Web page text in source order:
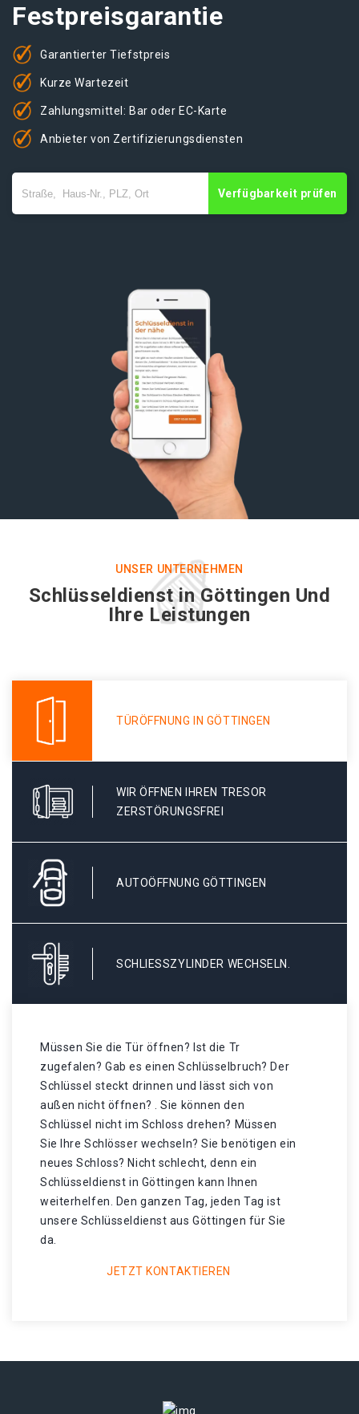
Festpreisgarantie
Garantierter Tiefstpreis
Kurze Wartezeit
Zahlungsmittel: Bar oder EC-Karte
Anbieter von Zertifizierungsdiensten
Verfügbarkeit prüfen
UNSER UNTERNEHMEN
Schlüsseldienst in Göttingen Und
Ihre Leistungen
TÜRÖFFNUNG IN GÖTTINGEN
WIR ÖFFNEN IHREN TRESOR
ZERSTÖRUNGSFREI
AUTOÖFFNUNG GÖTTINGEN
SCHLIESSZYLINDER WECHSELN.
Müssen Sie die Tür öffnen? Ist die Tr
zugefalen? Gab es einen Schlüsselbruch? Der
Schlüssel steckt drinnen und lässt sich von
außen nicht öffnen? . Sie können den
Schlüssel nicht im Schloss drehen? Müssen
Sie Ihre Schlösser wechseln? Sie benötigen ein
neues Schloss? Nicht schlecht, denn ein
Schlüsseldienst in Göttingen kann Ihnen
weiterhelfen. Den ganzen Tag, jeden Tag ist
unsere Schlüsseldienst aus Göttingen für Sie
da.
JETZT KONTAKTIEREN